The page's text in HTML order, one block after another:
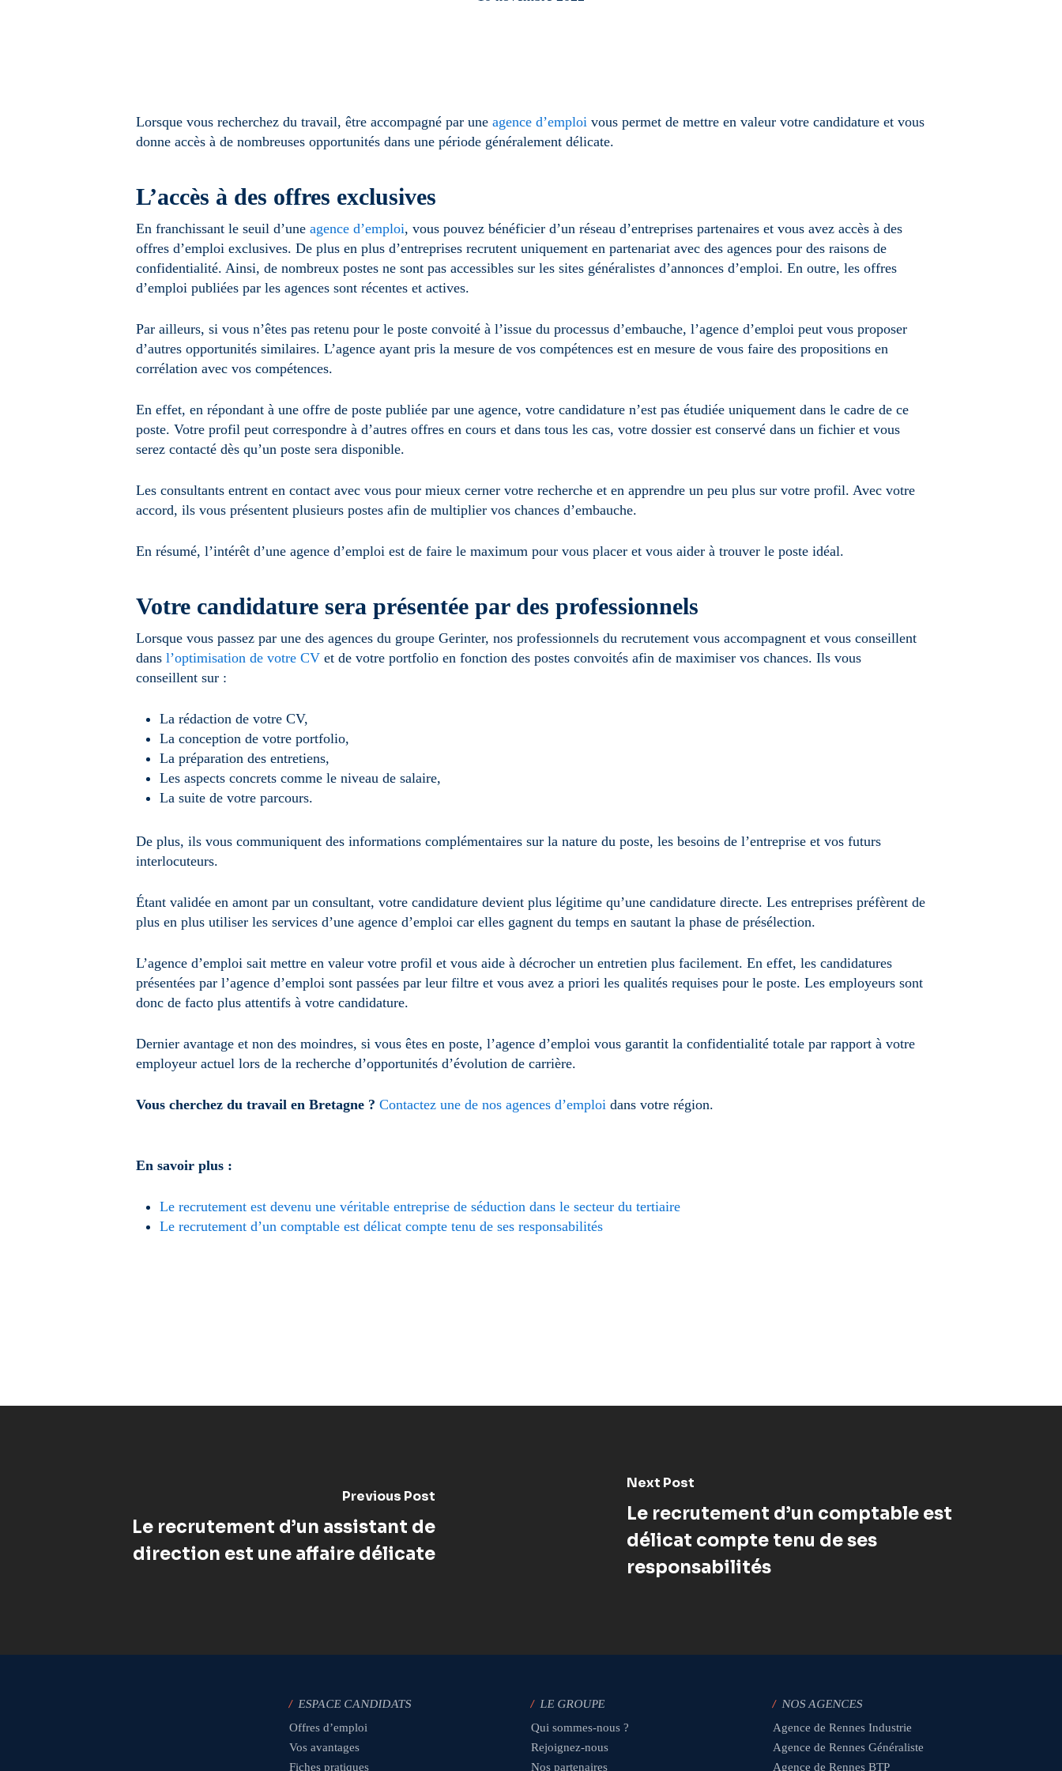
Lorsque vous recherchez du travail, être accompagné par une agence d’emploi vous permet de mettre en valeur votre candidature et vous
donne accès à de nombreuses opportunités dans une période généralement délicate.
L’accès à des offres exclusives
En franchissant le seuil d’une agence d’emploi, vous pouvez bénéficier d’un réseau d’entreprises partenaires et vous avez accès à des
offres d’emploi exclusives. De plus en plus d’entreprises recrutent uniquement en partenariat avec des agences pour des raisons de
confidentialité. Ainsi, de nombreux postes ne sont pas accessibles sur les sites généralistes d’annonces d’emploi. En outre, les offres
d’emploi publiées par les agences sont récentes et actives.
Par ailleurs, si vous n’êtes pas retenu pour le poste convoité à l’issue du processus d’embauche, l’agence d’emploi peut vous proposer
d’autres opportunités similaires. L’agence ayant pris la mesure de vos compétences est en mesure de vous faire des propositions en
corrélation avec vos compétences.
En effet, en répondant à une offre de poste publiée par une agence, votre candidature n’est pas étudiée uniquement dans le cadre de ce
poste. Votre profil peut correspondre à d’autres offres en cours et dans tous les cas, votre dossier est conservé dans un fichier et vous
serez contacté dès qu’un poste sera disponible.
Les consultants entrent en contact avec vous pour mieux cerner votre recherche et en apprendre un peu plus sur votre profil. Avec votre
accord, ils vous présentent plusieurs postes afin de multiplier vos chances d’embauche.
En résumé, l’intérêt d’une agence d’emploi est de faire le maximum pour vous placer et vous aider à trouver le poste idéal.
Votre candidature sera présentée par des professionnels
Lorsque vous passez par une des agences du groupe Gerinter, nos professionnels du recrutement vous accompagnent et vous conseillent
dans l’optimisation de votre CV et de votre portfolio en fonction des postes convoités afin de maximiser vos chances. Ils vous
conseillent sur :
La rédaction de votre CV,
La conception de votre portfolio,
La préparation des entretiens,
Les aspects concrets comme le niveau de salaire,
La suite de votre parcours.
De plus, ils vous communiquent des informations complémentaires sur la nature du poste, les besoins de l’entreprise et vos futurs
interlocuteurs.
Étant validée en amont par un consultant, votre candidature devient plus légitime qu’une candidature directe. Les entreprises préfèrent de
plus en plus utiliser les services d’une agence d’emploi car elles gagnent du temps en sautant la phase de présélection.
L’agence d’emploi sait mettre en valeur votre profil et vous aide à décrocher un entretien plus facilement. En effet, les candidatures
présentées par l’agence d’emploi sont passées par leur filtre et vous avez a priori les qualités requises pour le poste. Les employeurs sont
donc de facto plus attentifs à votre candidature.
Dernier avantage et non des moindres, si vous êtes en poste, l’agence d’emploi vous garantit la confidentialité totale par rapport à votre
employeur actuel lors de la recherche d’opportunités d’évolution de carrière.
Vous cherchez du travail en Bretagne ? Contactez une de nos agences d’emploi dans votre région.
En savoir plus :
Le recrutement est devenu une véritable entreprise de séduction dans le secteur du tertiaire
Le recrutement d’un comptable est délicat compte tenu de ses responsabilités
Previous Post
Le recrutement d’un assistant de
direction est une affaire délicate
Next Post
Le recrutement d’un comptable est
délicat compte tenu de ses
responsabilités
/ ESPACE CANDIDATS
Offres d’emploi
Vos avantages
Fiches pratiques
/ LE GROUPE
Qui sommes-nous ?
Rejoignez-nous
Nos partenaires
/ NOS AGENCES
Agence de Rennes Industrie
Agence de Rennes Généraliste
Agence de Rennes BTP